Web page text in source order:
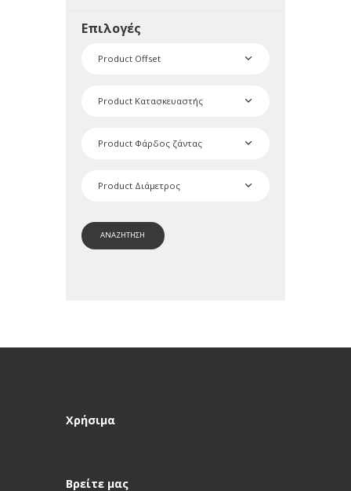
Επιλογές
ΑΝΑΖΗΤΗΣΗ
Χρήσιμα
Βρείτε μας